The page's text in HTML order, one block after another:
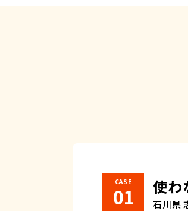
CASE 使わ
石川県